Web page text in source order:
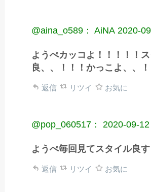
@aina_o589： AiNA 2020-
ようぺカッコよ！！！！！
良、、！！！かっこよ、、！
返信 リツイ お気に
@pop_060517： 2020-09-
ようぺ毎回見てスタイル良
返信 リツイ お気に